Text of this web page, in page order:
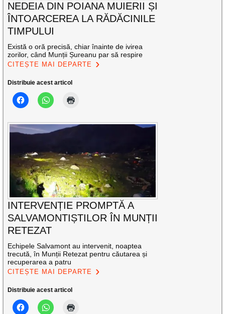
NEDEIA DIN POIANA MUIERII ȘI
ÎNTOARCEREA LA RĂDĂCINILE
TIMPULUI
Există o oră precisă, chiar înainte de ivirea
zorilor, când Munții Șureanu par să respire
CITEȘTE MAI DEPARTE
Distribuie acest articol
INTERVENȚIE PROMPTĂ A
SALVAMONTIȘTILOR ÎN MUNȚII
RETEZAT
Echipele Salvamont au intervenit, noaptea
trecută, în Munții Retezat pentru căutarea și
recuperarea a patru
CITEȘTE MAI DEPARTE
Distribuie acest articol